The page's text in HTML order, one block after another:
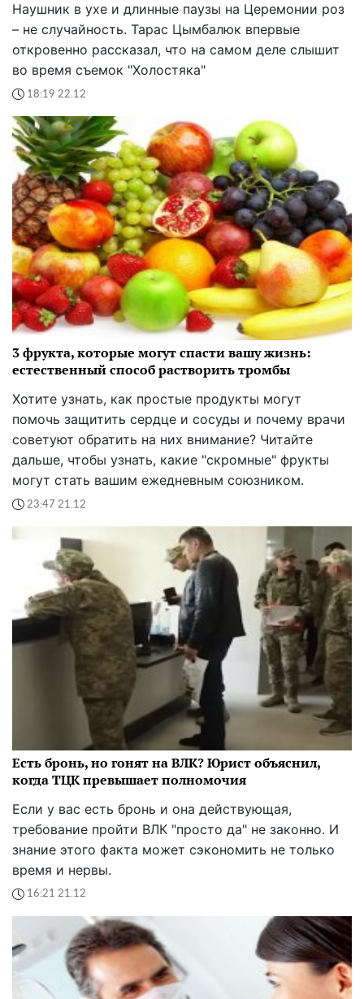
Наушник в ухе и длинные паузы на Церемонии роз
– не случайность. Тарас Цымбалюк впервые
откровенно рассказал, что на самом деле слышит
во время съемок "Холостяка"
18:19 22.12
3 фрукта, которые могут спасти вашу жизнь:
естественный способ растворить тромбы
Хотите узнать, как простые продукты могут
помочь защитить сердце и сосуды и почему врачи
советуют обратить на них внимание? Читайте
дальше, чтобы узнать, какие "скромные" фрукты
могут стать вашим ежедневным союзником.
23:47 21.12
Есть бронь, но гонят на ВЛК? Юрист объяснил,
когда ТЦК превышает полномочия
Если у вас есть бронь и она действующая,
требование пройти ВЛК "просто да" не законно. И
знание этого факта может сэкономить не только
время и нервы.
16:21 21.12